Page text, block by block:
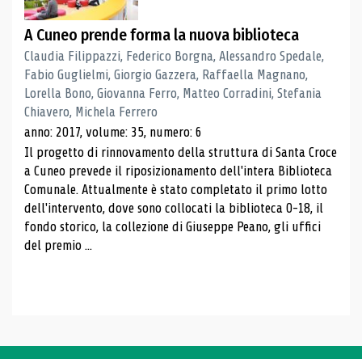
A Cuneo prende forma la nuova biblioteca
Claudia Filippazzi, Federico Borgna, Alessandro Spedale,
Fabio Guglielmi, Giorgio Gazzera, Raffaella Magnano,
Lorella Bono, Giovanna Ferro, Matteo Corradini, Stefania
Chiavero, Michela Ferrero
anno: 2017, volume: 35, numero: 6
Il progetto di rinnovamento della struttura di Santa Croce
a Cuneo prevede il riposizionamento dell'intera Biblioteca
Comunale. Attualmente è stato completato il primo lotto
dell'intervento, dove sono collocati la biblioteca 0-18, il
fondo storico, la collezione di Giuseppe Peano, gli uffici
del premio ...